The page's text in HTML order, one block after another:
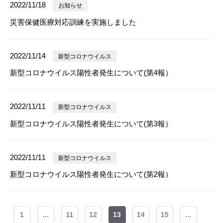
2022/11/18 お知らせ
災害保健医療対応訓練を実施しました
2022/11/14 新型コロナウイルス
新型コロナウイルス陽性者発生について(第4報）
2022/11/11 新型コロナウイルス
新型コロナウイルス陽性者発生について(第3報）
2022/11/11 新型コロナウイルス
新型コロナウイルス陽性者発生について(第2報）
1 ... 11 12 13 14 15 ...